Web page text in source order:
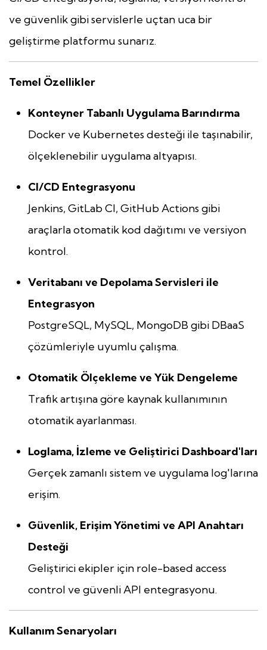
ve güvenlik gibi servislerle uçtan uca bir
geliştirme platformu sunarız.
Temel Özellikler
Konteyner Tabanlı Uygulama Barındırma
Docker ve Kubernetes desteği ile taşınabilir,
ölçeklenebilir uygulama altyapısı.
CI/CD Entegrasyonu
Jenkins, GitLab CI, GitHub Actions gibi
araçlarla otomatik kod dağıtımı ve versiyon
kontrol.
Veritabanı ve Depolama Servisleri ile
Entegrasyon
PostgreSQL, MySQL, MongoDB gibi DBaaS
çözümleriyle uyumlu çalışma.
Otomatik Ölçekleme ve Yük Dengeleme
Trafik artışına göre kaynak kullanımının
otomatik ayarlanması.
Loglama, İzleme ve Geliştirici Dashboard'ları
Gerçek zamanlı sistem ve uygulama log'larına
erişim.
Güvenlik, Erişim Yönetimi ve API Anahtarı
Desteği
Geliştirici ekipler için role-based access
control ve güvenli API entegrasyonu.
Kullanım Senaryoları